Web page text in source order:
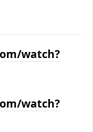
watch?
watch?